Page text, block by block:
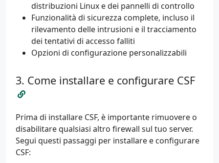
distribuzioni Linux e dei pannelli di controllo
Funzionalità di sicurezza complete, incluso il
rilevamento delle intrusioni e il tracciamento
dei tentativi di accesso falliti
Opzioni di configurazione personalizzabili
Come installare e configurare CSF
Prima di installare CSF, è importante rimuovere o
disabilitare qualsiasi altro firewall sul tuo server.
Segui questi passaggi per installare e configurare
CSF: